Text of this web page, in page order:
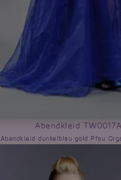
Abendkleid TW0017A
Abendkleid dunkelblau gold Pfau